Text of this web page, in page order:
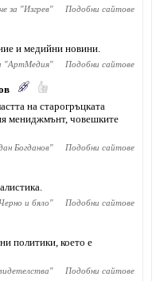
за "Изгрев" Подобни сайтове
и медийни новини.
"АртМедия" Подобни сайтове
на старогръцката
мениджмънт, човешките
Богданов" Подобни сайтове
Черно и бяло" Подобни сайтове
политики, което е
" Подобни сайтове